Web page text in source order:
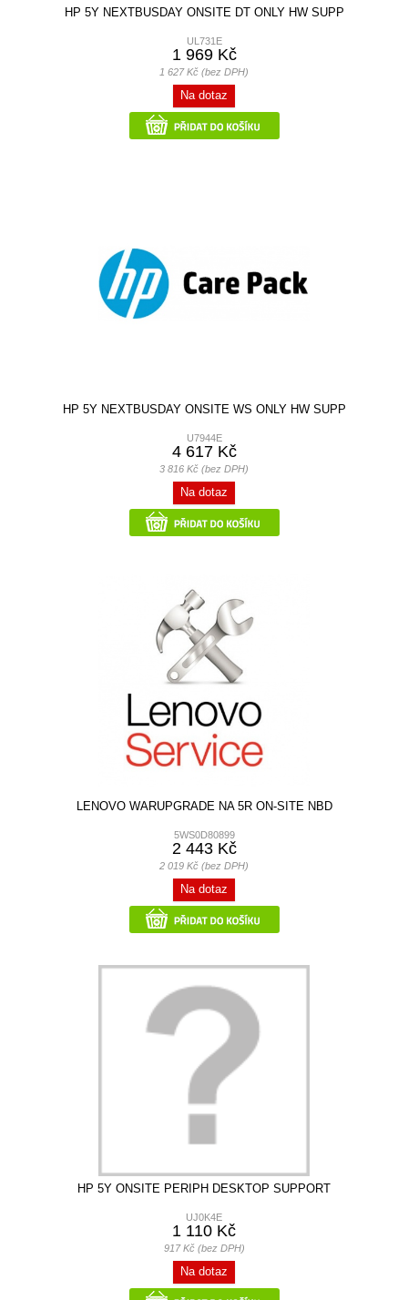
HP 5Y NEXTBUSDAY ONSITE DT ONLY HW SUPP
UL731E
1 969 Kč
1 627 Kč (bez DPH)
Na dotaz
HP 5Y NEXTBUSDAY ONSITE WS ONLY HW SUPP
U7944E
4 617 Kč
3 816 Kč (bez DPH)
Na dotaz
LENOVO WARUPGRADE NA 5R ON-SITE NBD
5WS0D80899
2 443 Kč
2 019 Kč (bez DPH)
Na dotaz
HP 5Y ONSITE PERIPH DESKTOP SUPPORT
UJ0K4E
1 110 Kč
917 Kč (bez DPH)
Na dotaz